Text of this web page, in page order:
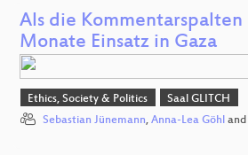
Als die Kommentarspalten
Monate Einsatz in Gaza
Ethics, Society & Politics Saal GLITCH
Sebastian Jünemann, Anna-Lea Göhl and